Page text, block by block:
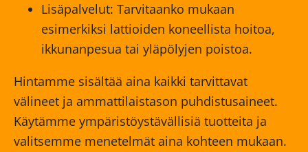
Lisäpalvelut: Tarvitaanko mukaan
esimerkiksi lattioiden koneellista hoitoa,
ikkunanpesua tai yläpölyjen poistoa.
Hintamme sisältää aina kaikki tarvittavat
välineet ja ammattilaistason puhdistusaineet.
Käytämme ympäristöystävällisiä tuotteita ja
valitsemme menetelmät aina kohteen mukaan.